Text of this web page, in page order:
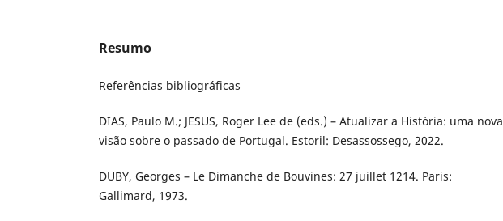
Resumo
Referências bibliográficas
DIAS, Paulo M.; JESUS, Roger Lee de (eds.) – Atualizar a História: uma nova
visão sobre o passado de Portugal. Estoril: Desassossego, 2022.
DUBY, Georges – Le Dimanche de Bouvines: 27 juillet 1214. Paris:
Gallimard, 1973.